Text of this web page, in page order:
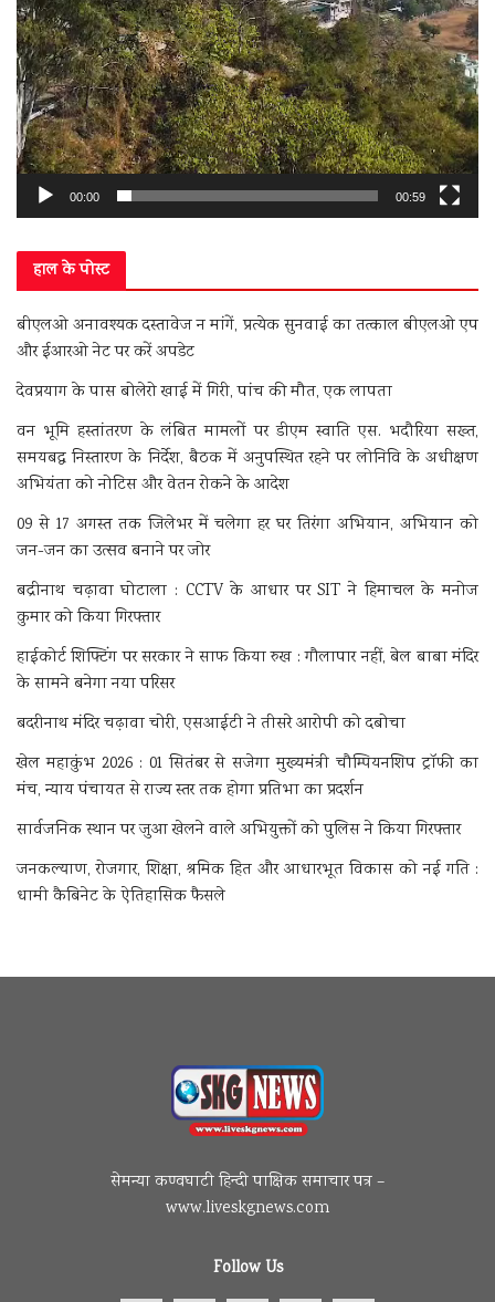
00:00 00:59
हाल के पोस्ट
बीएलओ अनावश्यक दस्तावेज न मांगें, प्रत्येक सुनवाई का तत्काल बीएलओ एप
और ईआरओ नेट पर करें अपडेट
देवप्रयाग के पास बोलेरो खाई में गिरी, पांच की मौत, एक लापता
वन भूमि हस्तांतरण के लंबित मामलों पर डीएम स्वाति एस. भदौरिया सख्त,
समयबद्ध निस्तारण के निर्देश, बैठक में अनुपस्थित रहने पर लोनिवि के अधीक्षण
अभियंता को नोटिस और वेतन रोकने के आदेश
09 से 17 अगस्त तक जिलेभर में चलेगा हर घर तिरंगा अभियान, अभियान को
जन-जन का उत्सव बनाने पर जोर
बद्रीनाथ चढ़ावा घोटाला : CCTV के आधार पर SIT ने हिमाचल के मनोज
कुमार को किया गिरफ्तार
हाईकोर्ट शिफ्टिंग पर सरकार ने साफ किया रुख : गौलापार नहीं, बेल बाबा मंदिर
के सामने बनेगा नया परिसर
बदरीनाथ मंदिर चढ़ावा चोरी, एसआईटी ने तीसरे आरोपी को दबोचा
खेल महाकुंभ 2026 : 01 सितंबर से सजेगा मुख्यमंत्री चौम्पियनशिप ट्रॉफी का
मंच, न्याय पंचायत से राज्य स्तर तक होगा प्रतिभा का प्रदर्शन
सार्वजनिक स्थान पर जुआ खेलने वाले अभियुक्तों को पुलिस ने किया गिरफ्तार
जनकल्याण, रोजगार, शिक्षा, श्रमिक हित और आधारभूत विकास को नई गति :
धामी कैबिनेट के ऐतिहासिक फैसले
सेमन्या कण्वघाटी हिन्दी पाक्षिक समाचार पत्र –
www.liveskgnews.com
Follow Us